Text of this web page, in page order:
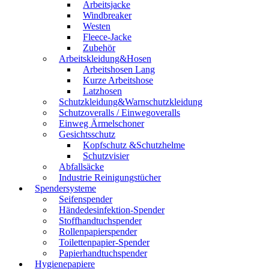
Arbeitsjacke
Windbreaker
Westen
Fleece-Jacke
Zubehör
Arbeitskleidung&Hosen
Arbeitshosen Lang
Kurze Arbeitshose
Latzhosen
Schutzkleidung&Warnschutzkleidung
Schutzoveralls / Einwegoveralls
Einweg Ärmelschoner
Gesichtsschutz
Kopfschutz &Schutzhelme
Schutzvisier
Abfallsäcke
Industrie Reinigungstücher
Spendersysteme
Seifenspender
Händedesinfektion-Spender
Stoffhandtuchspender
Rollenpapierspender
Toilettenpapier-Spender
Papierhandtuchspender
Hygienepapiere